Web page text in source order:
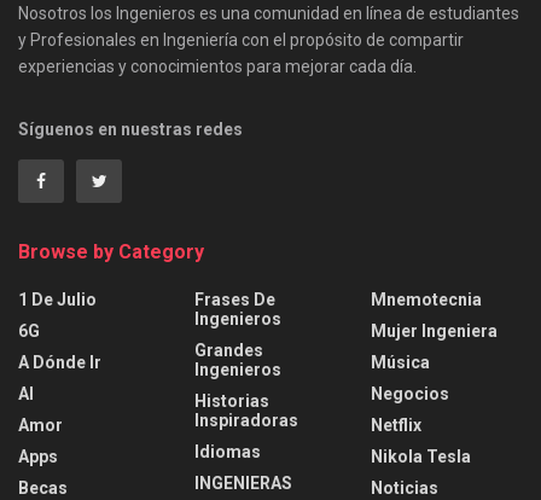
Nosotros los Ingenieros es una comunidad en línea de estudiantes
y Profesionales en Ingeniería con el propósito de compartir
experiencias y conocimientos para mejorar cada día.
Síguenos en nuestras redes
Browse by Category
1 De Julio
6G
A Dónde Ir
AI
Amor
Apps
Becas
Frases De
Ingenieros
Grandes
Ingenieros
Historias
Inspiradoras
Idiomas
INGENIERAS
Mnemotecnia
Mujer Ingeniera
Música
Negocios
Netflix
Nikola Tesla
Noticias